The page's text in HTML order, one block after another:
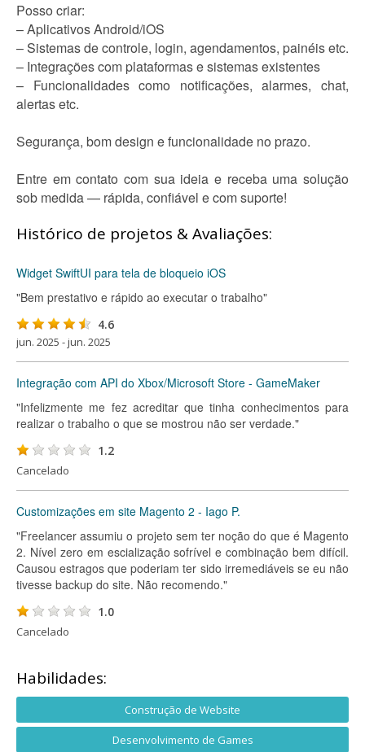
Posso criar:
– Aplicativos Android/iOS
– Sistemas de controle, login, agendamentos, painéis etc.
– Integrações com plataformas e sistemas existentes
– Funcionalidades como notificações, alarmes, chat,
alertas etc.
Segurança, bom design e funcionalidade no prazo.
Entre em contato com sua ideia e receba uma solução
sob medida — rápida, confiável e com suporte!
Histórico de projetos & Avaliações:
Widget SwiftUI para tela de bloqueio iOS
"Bem prestativo e rápido ao executar o trabalho"
4.6
jun. 2025 - jun. 2025
Integração com API do Xbox/Microsoft Store - GameMaker
"Infelizmente me fez acreditar que tinha conhecimentos para
realizar o trabalho o que se mostrou não ser verdade."
1.2
Cancelado
Customizações em site Magento 2 - Iago P.
"Freelancer assumiu o projeto sem ter noção do que é Magento
2. Nível zero em escialização sofrível e combinação bem difícil.
Causou estragos que poderiam ter sido irremediáveis se eu não
tivesse backup do site. Não recomendo."
1.0
Cancelado
Habilidades:
Construção de Website
Desenvolvimento de Games